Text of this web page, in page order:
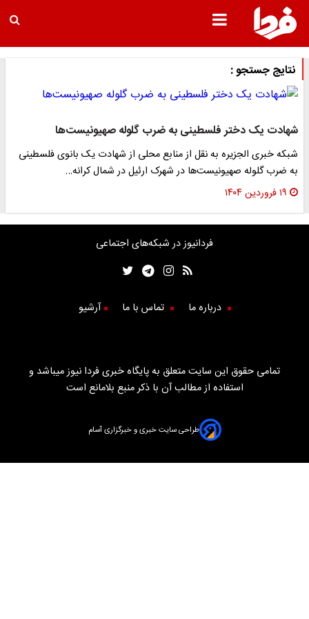
نتایج جستجو :
شهادت یک دختر فلسطینی به ضرب گلوله صهیونیست‌ها
شبکه خبری الجزیره به نقل از منابع محلی از شهادت یک بانوی فلسطینی
به ضرب گلوله صهیونیست‌ها در شهرک ارئیل در شمال کرانه…
۱۹ فروردین ۱۴۰۴
فردانیوز در شبکه‌های اجتماعی
درباره ما تماس با ما آرشیو
تمامی حقوق این سایت متعلق به پایگاه خبری فردا نیوز میباشد و
استفاده از مطالب آن با ذکر منبع بلامانع است
طراحی سایت خبری و خبرگزاری آسام